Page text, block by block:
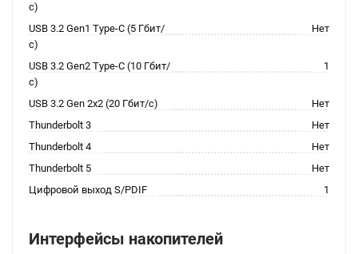
с)
USB 3.2 Gen1 Type-C (5 Гбит/
с)
Нет
USB 3.2 Gen2 Type-C (10 Гбит/
с)
1
USB 3.2 Gen 2x2 (20 Гбит/с)
Нет
Thunderbolt 3
Нет
Thunderbolt 4
Нет
Thunderbolt 5
Нет
Цифровой выход S/PDIF
1
Интерфейсы накопителей